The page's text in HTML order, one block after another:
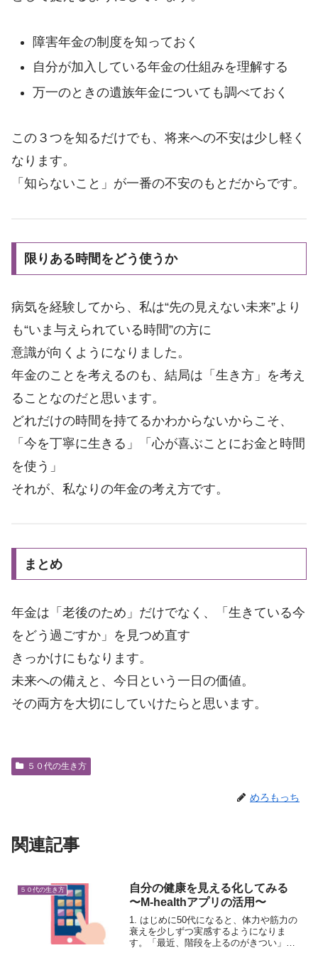
障害年金の制度を知っておく
自分が加入している年金の仕組みを理解する
万一のときの遺族年金についても調べておく
この３つを知るだけでも、将来への不安は少し軽く
なります。
「知らないこと」が一番の不安のもとだからです。
限りある時間をどう使うか
病気を経験してから、私は“先の見えない未来”より
も“いま与えられている時間”の方に
意識が向くようになりました。
年金のことを考えるのも、結局は「生き方」を考え
ることなのだと思います。
どれだけの時間を持てるかわからないからこそ、
「今を丁寧に生きる」「心が喜ぶことにお金と時間
を使う」
それが、私なりの年金の考え方です。
まとめ
年金は「老後のため」だけでなく、「生きている今
をどう過ごすか」を見つめ直す
きっかけにもなります。
未来への備えと、今日という一日の価値。
その両方を大切にしていけたらと思います。
５０代の生き方
めろもっち
関連記事
５０代の生き方
自分の健康を見える化してみる
〜M-healthアプリの活用〜
1. はじめに50代になると、体力や筋力の
衰えを少しずつ実感するようになりま
す。「最近、階段を上るのがきつい」